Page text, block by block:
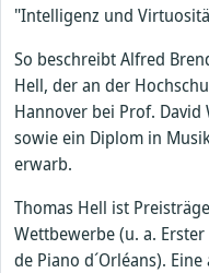
"Intelligenz und
So beschreibt Alfred
Hell, der an der
Hannover bei Prof.
sowie ein Diplom in
erwarb.
Thomas Hell ist
Wettbewerbe (u. a.
de Piano d´Orléans).